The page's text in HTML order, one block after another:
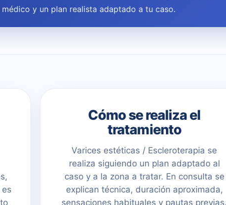
y un plan realista adaptado a tu caso.
Cómo se realiza el
tratamiento
Varices estéticas / Escleroterapia se
realiza siguiendo un plan adaptado al
caso y a la zona a tratar. En consulta se
explican técnica, duración aproximada,
sensaciones habituales y pautas previas.